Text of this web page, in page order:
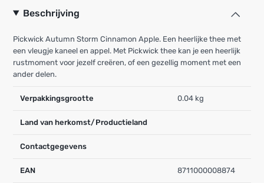
Beschrijving
Pickwick Autumn Storm Cinnamon Apple. Een heerlijke thee met
een vleugje kaneel en appel. Met Pickwick thee kan je een heerlijk
rustmoment voor jezelf creëren, of een gezellig moment met een
ander delen.
Verpakkingsgrootte 0.04 kg
Land van herkomst/Productieland
Contactgegevens
EAN 8711000008874